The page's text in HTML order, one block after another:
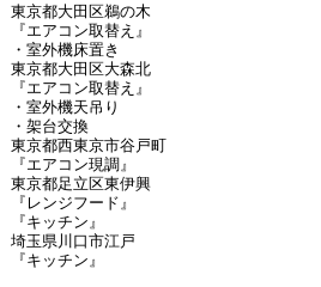
東京都大田区鵜の木
『エアコン取替え』
・室外機床置き
東京都大田区大森北
『エアコン取替え』
・室外機天吊り
・架台交換
東京都西東京市谷戸町
『エアコン現調』
東京都足立区東伊興
『レンジフード』
『キッチン』
埼玉県川口市江戸
『キッチン』